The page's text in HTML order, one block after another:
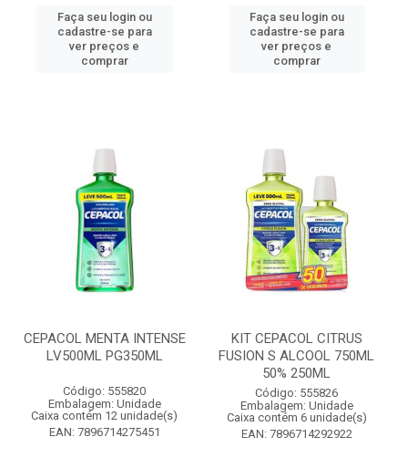
Faça seu login ou
cadastre-se para
ver preços e
comprar
Faça seu login ou
cadastre-se para
ver preços e
comprar
CEPACOL MENTA INTENSE
LV500ML PG350ML
Código: 555820
Embalagem: Unidade
Caixa contém 12 unidade(s)
EAN: 7896714275451
KIT CEPACOL CITRUS
FUSION S ALCOOL 750ML
50% 250ML
Código: 555826
Embalagem: Unidade
Caixa contém 6 unidade(s)
EAN: 7896714292922